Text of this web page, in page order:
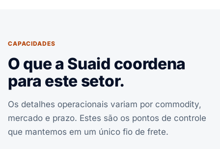
CAPACIDADES
O que a Suaid coordena
para este setor.
Os detalhes operacionais variam por commodity,
mercado e prazo. Estes são os pontos de controle
que mantemos em um único fio de frete.